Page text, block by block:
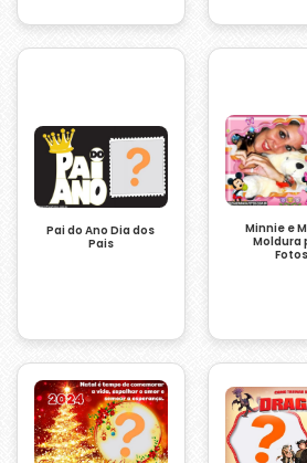
Pai do Ano Dia dos
Pais
Minnie e
Moldura